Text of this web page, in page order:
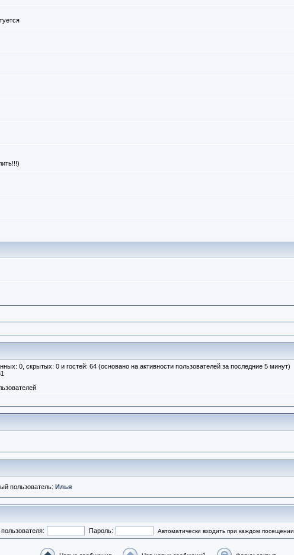
0, скрытых: 0 и гостей: 64 (основано на активности пользователей за последние 5 минут)
пользователь: Илья
Пароль: Автоматически входить при каждом посещении